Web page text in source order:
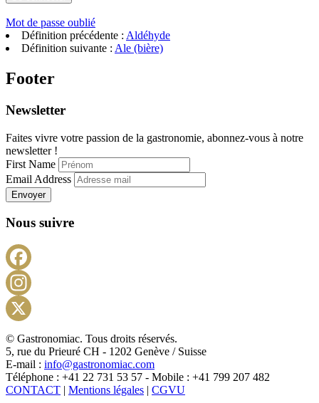
Mot de passe oublié
Définition précédente : Aldéhyde
Définition suivante : Ale (bière)
Footer
Newsletter
Faites vivre votre passion de la gastronomie, abonnez-vous à notre
newsletter !
First Name
Email Address
Envoyer
Nous suivre
X
© Gastronomiac. Tous droits réservés.
5, rue du Prieuré CH - 1202 Genève / Suisse
E-mail : info@gastronomiac.com
Téléphone : +41 22 731 53 57 - Mobile : +41 799 207 482
CONTACT | Mentions légales | CGVU